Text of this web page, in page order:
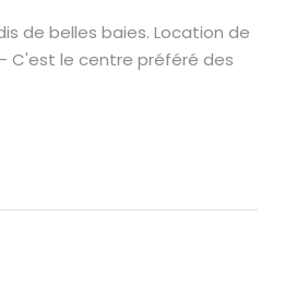
de belles baies. Location de
C'est le centre préféré des